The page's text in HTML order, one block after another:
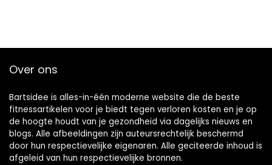
Over ons
Bartsidee is alles-in-één moderne website die de beste
fitnessartikelen voor je biedt tegen verloren kosten en je op
de hoogte houdt van je gezondheid via dagelijks nieuws en
blogs. Alle afbeeldingen zijn auteursrechtelijk beschermd
door hun respectievelijke eigenaren. Alle geciteerde inhoud is
afgeleid van hun respectievelijke bronnen.